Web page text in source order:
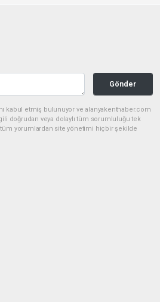
Gönder
kabul etmiş bulunuyor ve alanyakenthaber.com
doğrudan veya dolaylı tüm sorumluluğu tek
tüm yorumlardan site yönetimi hiçbir şekilde